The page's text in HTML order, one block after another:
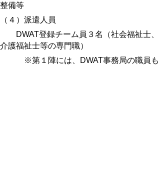
整備等
（４）派遣人員
DWAT登録チーム員３名（社会福祉士、
介護福祉士等の専門職）
※第１陣には、DWAT事務局の職員も